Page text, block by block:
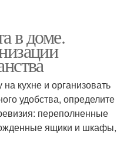
в доме.
кухне и организовать
удобства, определите
переполненные
ящики и шкафы,